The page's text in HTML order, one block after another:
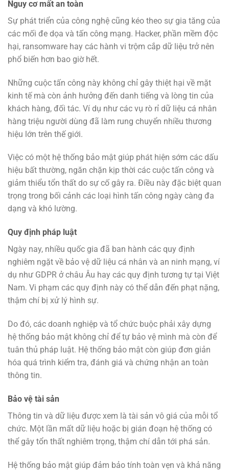
Nguy cơ mất an toàn
Sự phát triển của công nghệ cũng kéo theo sự gia tăng của
các mối đe dọa và tấn công mạng. Hacker, phần mềm độc
hại, ransomware hay các hành vi trộm cắp dữ liệu trở nên
phổ biến hơn bao giờ hết.
Những cuộc tấn công này không chỉ gây thiệt hại về mặt
kinh tế mà còn ảnh hưởng đến danh tiếng và lòng tin của
khách hàng, đối tác. Ví dụ như các vụ rò rỉ dữ liệu cá nhân
hàng triệu người dùng đã làm rung chuyển nhiều thương
hiệu lớn trên thế giới.
Việc có một hệ thống bảo mật giúp phát hiện sớm các dấu
hiệu bất thường, ngăn chặn kịp thời các cuộc tấn công và
giảm thiểu tổn thất do sự cố gây ra. Điều này đặc biệt quan
trọng trong bối cảnh các loại hình tấn công ngày càng đa
dạng và khó lường.
Quy định pháp luật
Ngày nay, nhiều quốc gia đã ban hành các quy định
nghiêm ngặt về bảo vệ dữ liệu cá nhân và an ninh mạng, ví
dụ như GDPR ở châu Âu hay các quy định tương tự tại Việt
Nam. Vi phạm các quy định này có thể dẫn đến phạt nặng,
thậm chí bị xử lý hình sự.
Do đó, các doanh nghiệp và tổ chức buộc phải xây dựng
hệ thống bảo mật không chỉ để tự bảo vệ mình mà còn để
tuân thủ pháp luật. Hệ thống bảo mật còn giúp đơn giản
hóa quá trình kiểm tra, đánh giá và chứng nhận an toàn
thông tin.
Bảo vệ tài sản
Thông tin và dữ liệu được xem là tài sản vô giá của mỗi tổ
chức. Một lần mất dữ liệu hoặc bị gián đoạn hệ thống có
thể gây tổn thất nghiêm trọng, thậm chí dẫn tới phá sản.
Hệ thống bảo mật giúp đảm bảo tính toàn vẹn và khả năng